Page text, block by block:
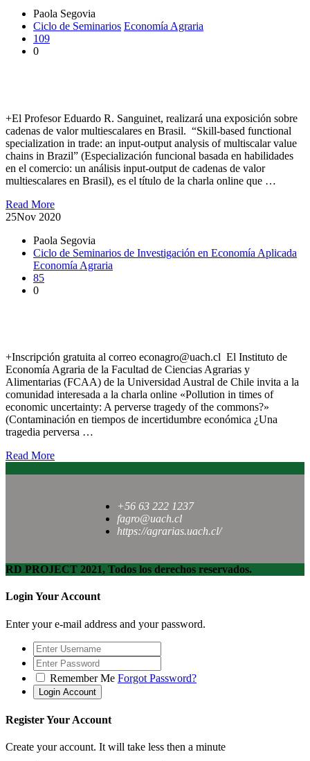
Paola Segovia
Ciclo de Seminarios Economía Agraria
109
0
+El Profesor Eduardo R. Sanguinet, realizará una exposición sobre
cadenas de valor multiescalares en Brasil. “Skill-based functional
specialization in trade: an input-output analysis of multiscalar value
chains in Brazil” (Especialización funcional basada en habilidades
en el comercio: un análisis input-output de cadenas de valor
multiescalares en Brasil), es el título de la charla online que …
Read More
25Nov 2020
Paola Segovia
Ciclo de Seminarios de Investigación en Economía Aplicada
Economía Agraria
85
0
+Inscripción gratuita al correo econagro@uach.cl El Instituto de
Economía Agraria de la Facultad de Ciencias Agrarias y
Alimentarias (FCAA) de la Universidad Austral de Chile invita a la
comunidad interesada a la charla online «Pollution in times of
economic uncertainty: A perverse tragedy of the commons?»
(Contaminación en tiempos de incertidumbre económica ¿Una
tragedia perversa …
Read More
+56 63 222 1237
fagro@uach.cl
https://agrarias.uach.cl/
RD PROJECT 2021, Todos los derechos reservados.
Login Your Account
Enter your e-mail address and your password.
Remember Me Forgot Password?
Register Your Account
Create your account. It will take less then a minute